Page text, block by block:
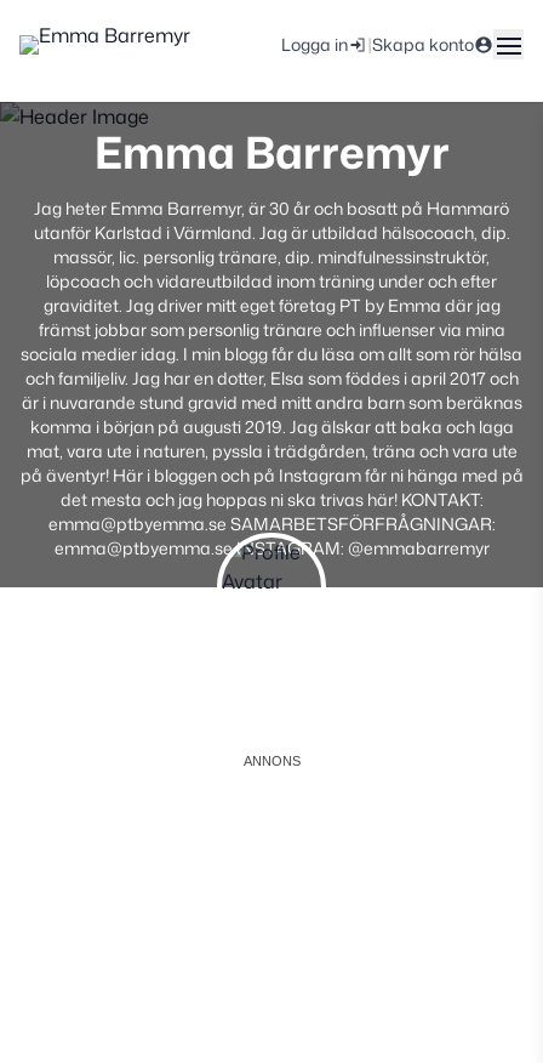
Logga in |Skapa konto
Emma Barremyr
Jag heter Emma Barremyr, är 30 år och bosatt på Hammarö
utanför Karlstad i Värmland. Jag är utbildad hälsocoach, dip.
massör, lic. personlig tränare, dip. mindfulnessinstruktör,
löpcoach och vidareutbildad inom träning under och efter
graviditet. Jag driver mitt eget företag PT by Emma där jag
främst jobbar som personlig tränare och influenser via mina
sociala medier idag. I min blogg får du läsa om allt som rör hälsa
och familjeliv. Jag har en dotter, Elsa som föddes i april 2017 och
är i nuvarande stund gravid med mitt andra barn som beräknas
komma i början på augusti 2019. Jag älskar att baka och laga
mat, vara ute i naturen, pyssla i trädgården, träna och vara ute
på äventyr! Här i bloggen och på Instagram får ni hänga med på
det mesta och jag hoppas ni ska trivas här! KONTAKT:
emma@ptbyemma.se SAMARBETSFÖRFRÅGNINGAR:
emma@ptbyemma.se INSTAGRAM: @emmabarremyr